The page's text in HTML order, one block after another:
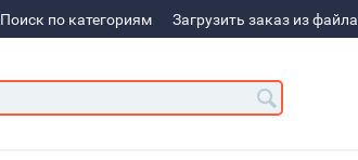
Поиск по категориям Загрузить заказ из файла